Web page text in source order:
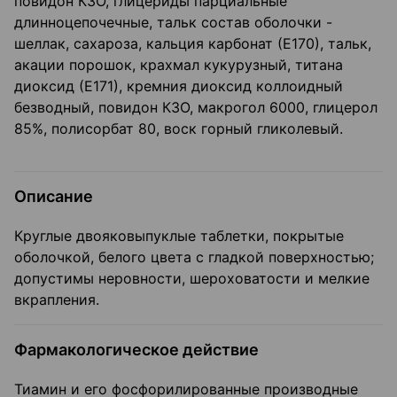
длинноцепочечные, тальк состав оболочки -
шеллак, сахароза, кальция карбонат (Е170), тальк,
акации порошок, крахмал кукурузный, титана
диоксид (Е171), кремния диоксид коллоидный
безводный, повидон КЗО, макрогол 6000, глицерол
85%, полисорбат 80, воск горный гликолевый.
Описание
Круглые двояковыпуклые таблетки, покрытые
оболочкой, белого цвета с гладкой поверхностью;
допустимы неровности, шероховатости и мелкие
вкрапления.
Фармакологическое действие
Тиамин и его фосфорилированные производные